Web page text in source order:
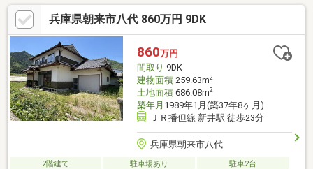
■フレッシュバザール 朝来アルバ店：車約3分（1600ｍ）■ロー
ソン 朝来多々良店：車約4分（1800ｍ）◆ホームライフ不動産
◆当日の内覧・ご見学もご相談ください♪メールやお電話でも各
種ご相談を承っております！『お家探し』『ご売却』『リフォー
ム』『新築』などのご相談は『アーキホームライフ不動産』にお
まかせ下さい！
兵庫県朝来市八代 860万円 9DK
860万円
間取り 9DK
建物面積259.63m2
土地面積686.08m2
築年月 1989年1月(築37年8ヶ月)
ＪＲ播但線 新井駅 徒歩23分
兵庫県朝来市八代
2階建て 駐車場あり
駐車2台